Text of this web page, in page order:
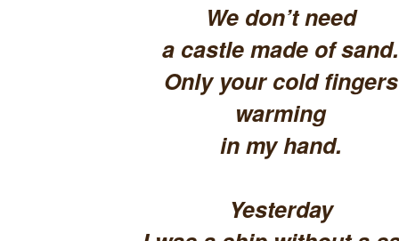
We don’t need
a castle made of sand.
Only your cold fingers
warming
in my hand.
Yesterday